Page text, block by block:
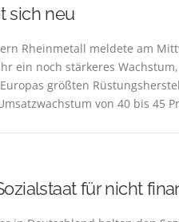
sich neu
Rheinmetall meldete am
ein noch stärkeres
größten
von 40 bis 45
für nicht